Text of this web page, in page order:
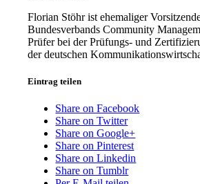
Florian Stöhr ist ehemaliger
Bundesverbands Community
Prüfer bei der Prüfungs- und
der deutschen
Eintrag teilen
Share on Facebook
Share on Twitter
Share on Google+
Share on Pinterest
Share on Linkedin
Share on Tumblr